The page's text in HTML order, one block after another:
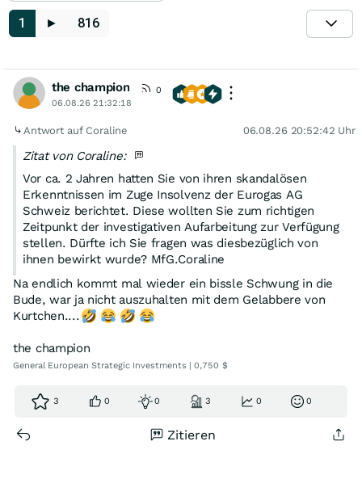
1 ► 816
the champion
0
06.08.26 21:32:18
Antwort auf Coraline 06.08.26 20:52:42 Uhr
Zitat von Coraline:
Vor ca. 2 Jahren hatten Sie von ihren skandalösen
Erkenntnissen im Zuge Insolvenz der Eurogas AG
Schweiz berichtet. Diese wollten Sie zum richtigen
Zeitpunkt der investigativen Aufarbeitung zur Verfügung
stellen. Dürfte ich Sie fragen was diesbezüglich von
ihnen bewirkt wurde? MfG.Coraline
Na endlich kommt mal wieder ein bissle Schwung in die
Bude, war ja nicht auszuhalten mit dem Gelabbere von
Kurtchen....
the champion
General European Strategic Investments | 0,750 $
3 0 0 3 0 0
Zitieren